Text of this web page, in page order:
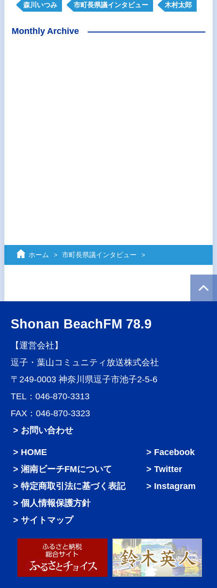
森川いつみ 市町長県議インタビュー 木村太郎
Monthly Archive
ホーム 市町長県議インタビュー
Shonan BeachFM 78.9
【運営会社】
逗子・葉山コミュニティ放送株式会社
〒249-0003 神奈川県逗子市池子2-5-6
TEL：046-870-3313
FAX：046-870-3323
> お問い合わせ
HOME
湘南ビーチFMについて
特定商取引法に基づく表記
個人情報保護方針
サイトマップ
Facebook
Twitter
Instagram